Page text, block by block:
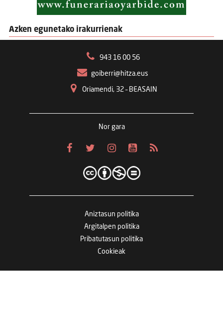
Azken egunetako irakurrienak
943 16 00 56
goiberri@hitza.eus
Oriamendi, 32 – BEASAIN
Nor gara
Aniztasun politika
Argitalpen politika
Pribatutasun politika
Cookieak